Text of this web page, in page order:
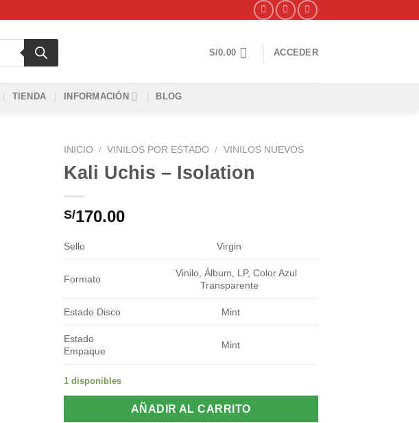
S/0.00 ACCEDER
TIENDA INFORMACIÓN BLOG
INICIO / VINILOS POR ESTADO / VINILOS NUEVOS
Kali Uchis ‎– Isolation
S/170.00
Sello Virgin
Formato
Vinilo, Álbum, LP, Color Azul
Transparente
Estado Disco Mint
Estado
Empaque
Mint
1 disponibles
AÑADIR AL CARRITO